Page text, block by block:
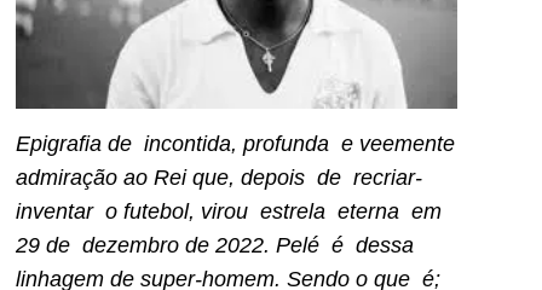
Epigrafia de incontida, profunda e veemente
admiração ao Rei que, depois de recriar-
inventar o futebol, virou estrela eterna em
29 de dezembro de 2022. Pelé é dessa
linhagem de super-homem. Sendo o que é;